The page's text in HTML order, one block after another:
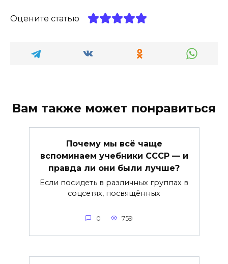
Оцените статью
Вам также может понравиться
Почему мы всё чаще
вспоминаем учебники СССР — и
правда ли они были лучше?
Если посидеть в различных группах в
соцсетях, посвящённых
0 759